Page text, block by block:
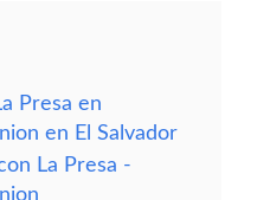
Presa en
en El Salvador
La Presa -